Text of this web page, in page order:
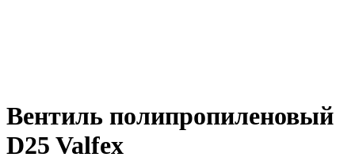
Вентиль полипропиленовый
D25 Valfex